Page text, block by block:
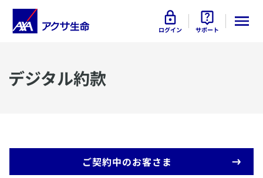
ログイン サポート
デジタル約款
ご契約中のお客さま